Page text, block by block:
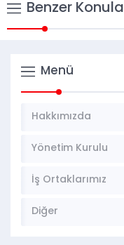
Benzer
Menü
Hakkımızda
Yönetim Kurulu
İş Ortaklarımız
Diğer